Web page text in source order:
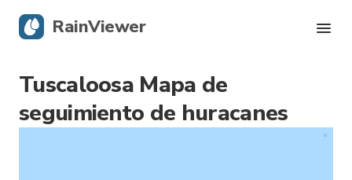
Tuscaloosa Mapa de
seguimiento de huracanes
RainViewer
Radar en vivo
Seguimiento de huracanes